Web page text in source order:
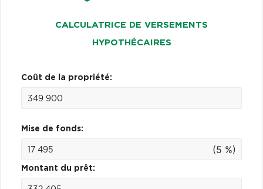
CALCULATRICE DE VERSEMENTS
HYPOTHÉCAIRES
Coût de la propriété:
Mise de fonds:
(5 %)
Montant du prêt: